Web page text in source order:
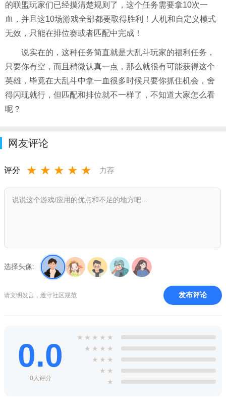
的联盟玩家们已经摸清楚规则了，这个任务需要拿10次一
血，并且这10场游戏全部都要取得胜利！人机和自定义模式
无效，只能在排位赛或者匹配中完成！
说实在的，这种任务简直就是大乱斗玩家的福利任务，
只要你有空，而且稍微认真一点，那么就很有可能获得这个
英雄，毕竟在大乱斗中拿一血很多时候只要你抓住机会，舍
得闪现就行，但匹配和排位就不一样了，不知道大家怎么看
呢？
网友评论
评分 ★ ★ ★ ★ ★ 力荐
选择头像:
请文明发言，遵守社区规范 发布评论
0.0
0人评分
★ ★ ★ ★ ★
★ ★ ★ ★
★ ★ ★
★ ★
★